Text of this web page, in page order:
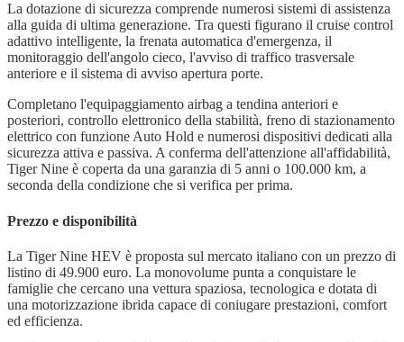
La dotazione di sicurezza comprende numerosi sistemi di assistenza
alla guida di ultima generazione. Tra questi figurano il cruise control
adattivo intelligente, la frenata automatica d'emergenza, il
monitoraggio dell'angolo cieco, l'avviso di traffico trasversale
anteriore e il sistema di avviso apertura porte.
Completano l'equipaggiamento airbag a tendina anteriori e
posteriori, controllo elettronico della stabilità, freno di stazionamento
elettrico con funzione Auto Hold e numerosi dispositivi dedicati alla
sicurezza attiva e passiva. A conferma dell'attenzione all'affidabilità,
Tiger Nine è coperta da una garanzia di 5 anni o 100.000 km, a
seconda della condizione che si verifica per prima.
Prezzo e disponibilità
La Tiger Nine HEV è proposta sul mercato italiano con un prezzo di
listino di 49.900 euro. La monovolume punta a conquistare le
famiglie che cercano una vettura spaziosa, tecnologica e dotata di
una motorizzazione ibrida capace di coniugare prestazioni, comfort
ed efficienza.